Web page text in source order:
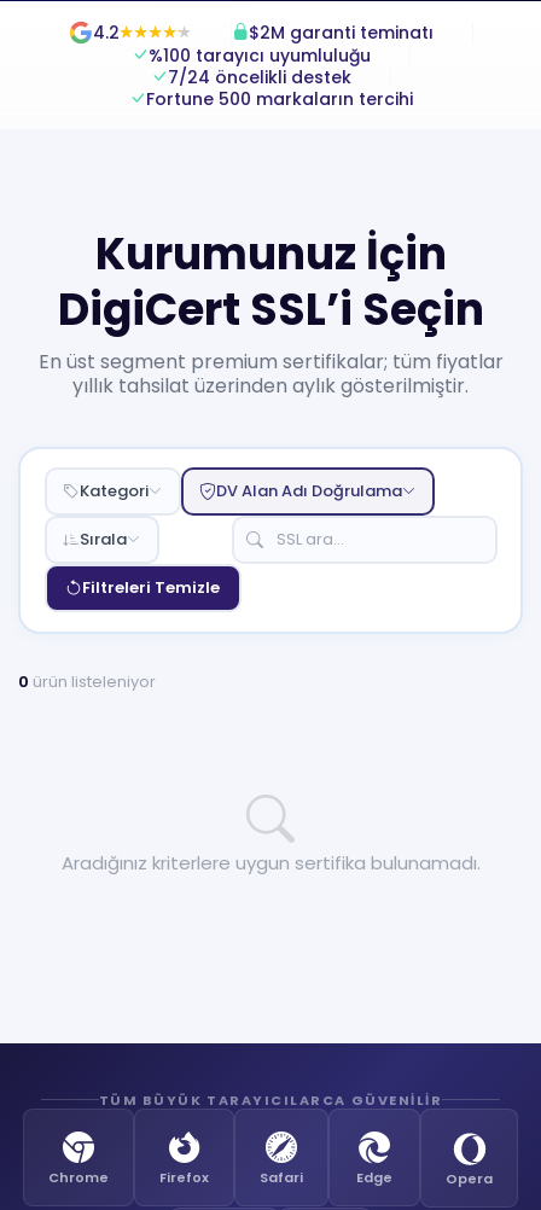
4.2★
★★
★★
★★
★★
★
$2M garanti teminatı
%100 tarayıcı uyumluluğu
7/24 öncelikli destek
Fortune 500 markaların tercihi
Kurumunuz İçin
DigiCert SSL’i Seçin
En üst segment premium sertifikalar; tüm fiyatlar
yıllık tahsilat üzerinden aylık gösterilmiştir.
Kategori DV Alan Adı Doğrulama
Sırala
Filtreleri Temizle
0 ürün listeleniyor
Aradığınız kriterlere uygun sertifika bulunamadı.
TÜM BÜYÜK TARAYICILARCA GÜVENILIR
Chrome Firefox Safari Edge Opera